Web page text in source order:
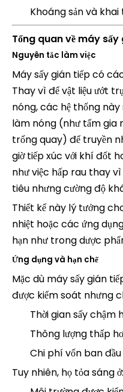
Khoáng sản và
Tổng quan về máy sấy
Nguyên tắc làm việc
Máy sấy gián tiếp có
Thay vì để vật liệu ướt
nóng, các hệ thống
làm nóng (như tấm gia
trống quay) để truyền
giờ tiếp xúc với khí đốt
như việc hấp rau thay
tiêu nhưng cường độ
Thiết kế này lý tưởng
nhiệt hoặc các ứng
hạn như trong dược
Ứng dụng và hạn chế
Mặc dù máy sấy gián
được kiểm soát nhưng
Thời gian sấy chậm
Thông lượng thấp
Chi phí vốn ban
Tuy nhiên, họ tỏa sáng ở: